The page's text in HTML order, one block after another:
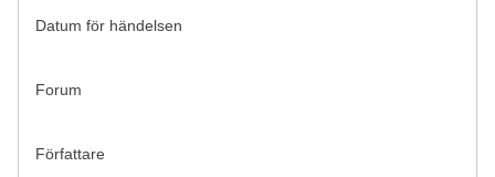
Datum för händelsen
Forum
Författare